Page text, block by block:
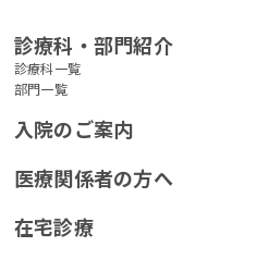
診療科・部門紹介
診療科一覧
部門一覧
入院のご案内
医療関係者の方へ
在宅診療